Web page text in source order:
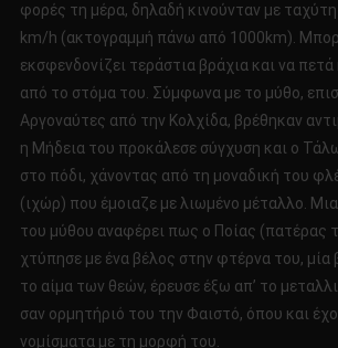
φορές τη μέρα, δηλαδή κινούνταν με
km/h (ακτογραμμή πάνω από 1000km).
εκσφενδονίζει τεράστια βράχια και να
από το στόμα του. Σύμφωνα με το μύθο,
Αργοναύτες από την Κολχίδα, βρέθηκαν
η Μήδεια του προκάλεσε σύγχυση και ο
στο πόδι, χάνοντας από τη μοναδική του
(ιχώρ) που έμοιαζε με λιωμένο μέταλλο.
του μύθου αναφέρει πως ο Ποίας (πατέρας
χτύπησε με ένα βέλος στην φτέρνα του, μία
το αίμα των θεών, έρευσε έξω απ’ το
σαν ορμητήριό του την Φαιστό, όπου και
νομίσματα με τη μορφή του.